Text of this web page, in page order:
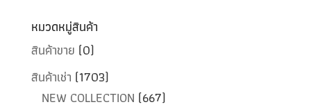
หมวดหมู่สินค้า
สินค้าขาย (0)
สินค้าเช่า (1703)
NEW COLLECTION (667)